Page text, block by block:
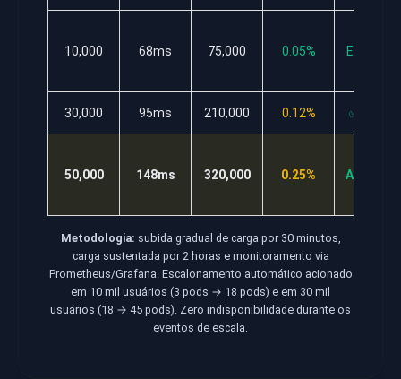
10,000 68ms 75,000 0.05%
Excellen
30,000 95ms 210,000 0.12% ✅ Good
50,000 148ms 320,000 0.25%
Accepta
Metodologia: subida gradual de carga por 30 minutos,
carga sustentada por 2 horas e monitoramento via
Prometheus/Grafana. Escalonamento automático acionado
em 10 mil usuários (3 pods → 18 pods) e em 30 mil
usuários (18 → 45 pods). Zero indisponibilidade durante os
eventos de escala.